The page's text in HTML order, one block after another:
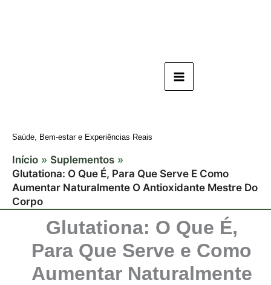
Saúde, Bem-estar e Experiências Reais
Início
Suplementos
Glutationa: O Que É, Para Que Serve E Como
Aumentar Naturalmente O Antioxidante Mestre Do
Corpo
Glutationa: O Que É,
Para Que Serve e Como
Aumentar Naturalmente